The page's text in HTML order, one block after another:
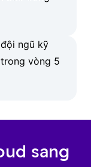
đội ngũ kỹ
vòng 5
sang